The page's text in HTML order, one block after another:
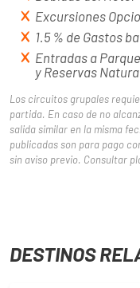
Excursiones
1.5 % de Gastos
Entradas a
y Reservas
Los circuitos grupales
partida. En caso de no
salida similar en la misma
publicadas son para pago
sin aviso previo. Consultar
DESTINOS